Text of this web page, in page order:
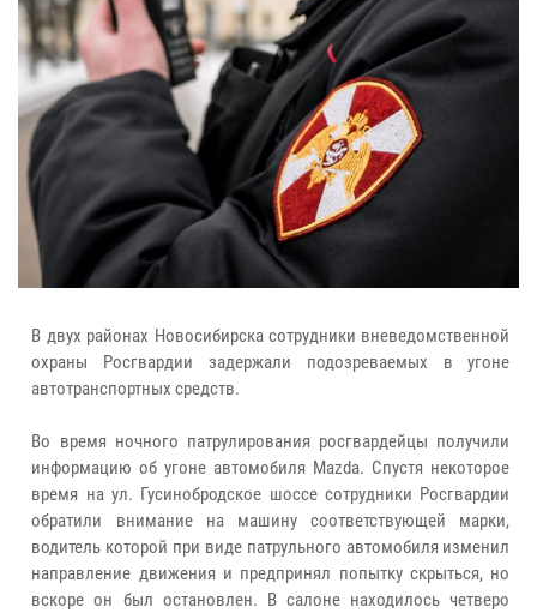
В двух районах Новосибирска сотрудники вневедомственной
охраны Росгвардии задержали подозреваемых в угоне
автотранспортных средств.
Во время ночного патрулирования росгвардейцы получили
информацию об угоне автомобиля Mazda. Спустя некоторое
время на ул. Гусинобродское шоссе сотрудники Росгвардии
обратили внимание на машину соответствующей марки,
водитель которой при виде патрульного автомобиля изменил
направление движения и предпринял попытку скрыться, но
вскоре он был остановлен. В салоне находилось четверо